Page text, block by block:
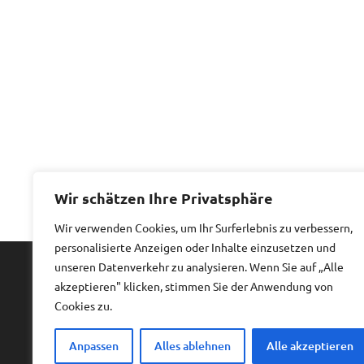
Wir schätzen Ihre Privatsphäre
Wir verwenden Cookies, um Ihr Surferlebnis zu verbessern,
personalisierte Anzeigen oder Inhalte einzusetzen und
unseren Datenverkehr zu analysieren. Wenn Sie auf „Alle
akzeptieren" klicken, stimmen Sie der Anwendung von
Cookies zu.
Anpassen Alles ablehnen Alle akzeptieren
Copyright © 2026Billiges Hotel.